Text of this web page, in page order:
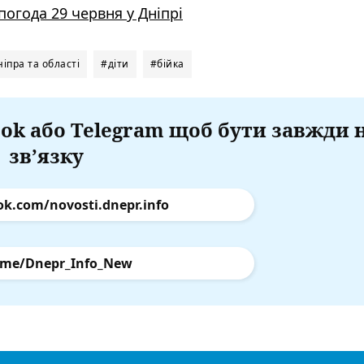
29 червня у Дніпрі
та області #діти #бійка
або Telegram щоб бути завжди
зв’язку
novosti.dnepr.info
Dnepr_Info_New